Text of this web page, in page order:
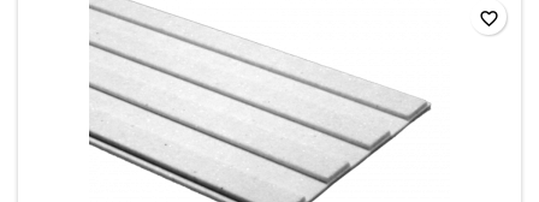
favorite_border